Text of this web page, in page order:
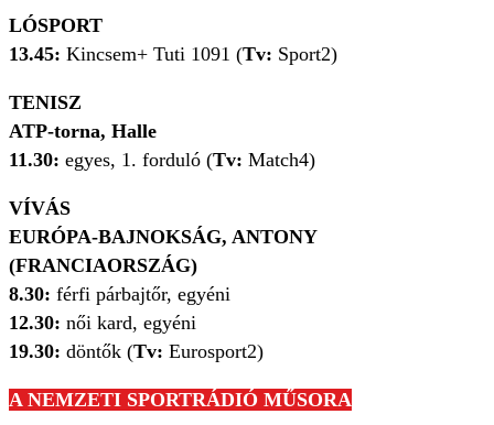
LÓSPORT
13.45: Kincsem+ Tuti 1091 (Tv: Sport2)
TENISZ
ATP-torna, Halle
11.30: egyes, 1. forduló (Tv: Match4)
VÍVÁS
EURÓPA-BAJNOKSÁG, ANTONY
(FRANCIAORSZÁG)
8.30: férfi párbajtőr, egyéni
12.30: női kard, egyéni
19.30: döntők (Tv: Eurosport2)
A NEMZETI SPORTRÁDIÓ MŰSORA